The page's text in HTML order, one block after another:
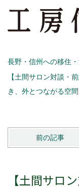
長野・信州への移住
【土間サロン対談・
き、外とつながる空間
前の記事
【土間サロ